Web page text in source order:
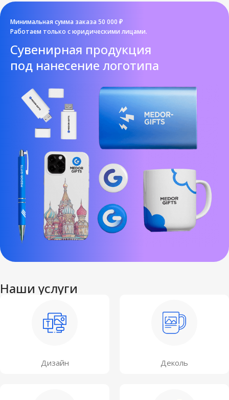
Минимальная сумма заказа 50 000 ₽
Работаем только с юридическими лицами.
Cувенирная продукция
под нанесение логотипа
Наши услуги
Дизайн Деколь